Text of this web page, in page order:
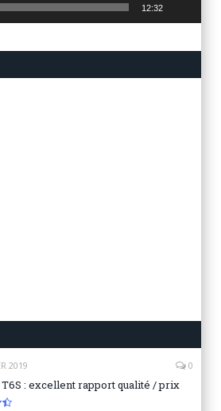
12:32
2019 0
: excellent rapport qualité / prix